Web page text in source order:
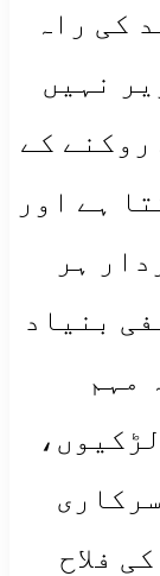
کی راہ
نہیں
روکنے کے
ہے اور
ہر
بنیاد
مہم
فلاح